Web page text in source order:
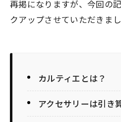
再掲になりますが、今回の
クアップさせていただきまし
カルティエとは？
アクセサリーは引き